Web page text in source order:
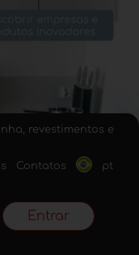
revestimentos e
Contatos pt
Entrar